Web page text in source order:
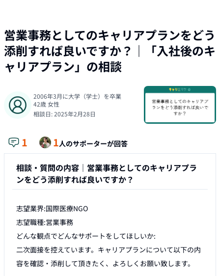
営業事務としてのキャリアプランをどう
添削すれば良いですか？ ｜「入社後のキ
ャリアプラン」の相談
2006年3月に大学（学士）を卒業
42歳女性
相談日:2025年2月28日
1 1人のサポーターが回答
相談・質問の内容｜ 営業事務としてのキャリアプラ
ンをどう添削すれば良いですか？
志望業界:国際医療NGO
志望職種:営業事務
どんな観点でどんなサポートをしてほしいか:
二次面接を控えています。キャリアプランについて以下の内
容を確認・添削して頂きたく、よろしくお願い致します。